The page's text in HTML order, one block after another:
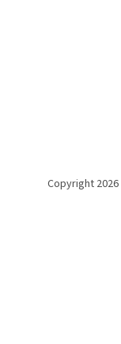
Copyright 2026